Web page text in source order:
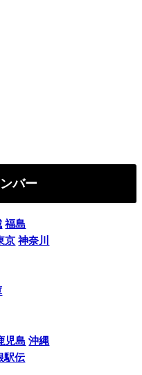
バー
福島
京 神奈川
児島 沖縄
駅伝